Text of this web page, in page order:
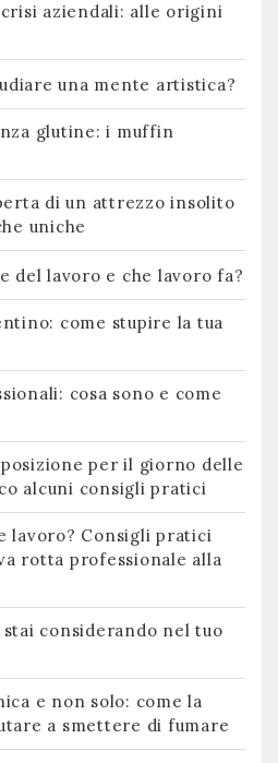
aziendali: alle origini
una mente artistica?
glutine: i muffin
di un attrezzo insolito
uniche
del lavoro e che lavoro fa?
come stupire la tua
cosa sono e come
per il giorno delle
alcuni consigli pratici
lavoro? Consigli pratici
rotta professionale alla
considerando nel tuo
e non solo: come la
a smettere di fumare